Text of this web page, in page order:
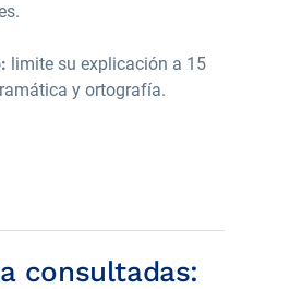
limite su explicación a 15
y ortografía.
consultadas: